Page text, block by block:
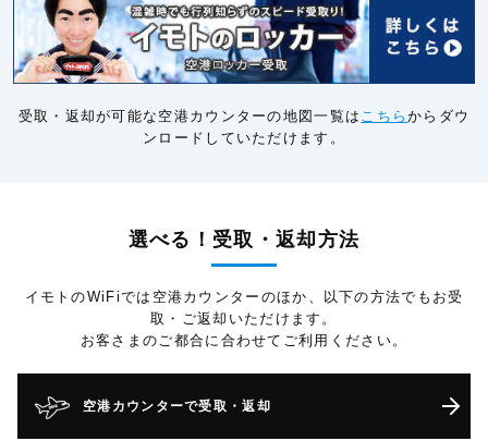
受取・返却が可能な空港カウンターの地図一覧は こちらからダウ
ンロードしていただけます。
選べる！受取・返却方法
イモトのWiFiでは空港カウンターのほか、以下の方法でもお受
取・ご返却いただけます。
お客さまのご都合に合わせてご利用ください。
空港カウンターで受取・返却